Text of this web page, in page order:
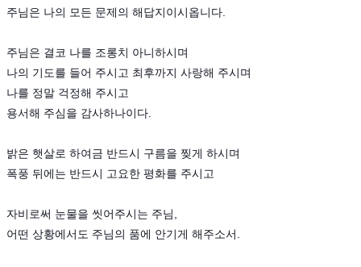
주님은 나의 모든 문제의 해답지이시옵니다.
주님은 결코 나를 조롱치 아니하시며
나의 기도를 들어 주시고 최후까지 사랑해 주시며
나를 정말 걱정해 주시고
용서해 주심을 감사하나이다.
밝은 햇살로 하여금 반드시 구름을 찢게 하시며
폭풍 뒤에는 반드시 고요한 평화를 주시고
자비로써 눈물을 씻어주시는 주님,
어떤 상황에서도 주님의 품에 안기게 해주소서.